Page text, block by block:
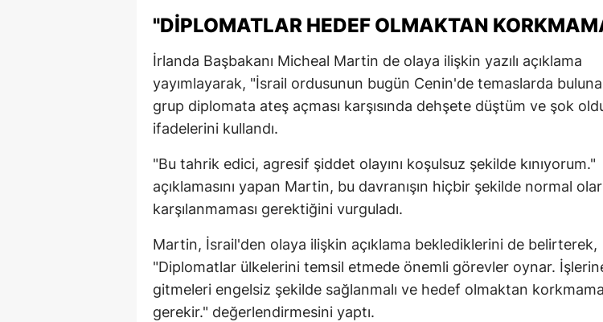
"DIPLOMATLAR HEDEF OLMAKTAN
İrlanda Başbakanı Micheal Martin de olaya ilişkin yazılı açıklama
yayımlayarak, "İsrail ordusunun bugün Cenin'de temaslarda
grup diplomata ateş açması karşısında dehşete düştüm ve şok
ifadelerini kullandı.
"Bu tahrik edici, agresif şiddet olayını koşulsuz şekilde kınıyorum."
açıklamasını yapan Martin, bu davranışın hiçbir şekilde normal
karşılanmaması gerektiğini vurguladı.
Martin, İsrail'den olaya ilişkin açıklama beklediklerini de belirterek,
"Diplomatlar ülkelerini temsil etmede önemli görevler oynar.
gitmeleri engelsiz şekilde sağlanmalı ve hedef olmaktan
gerekir." değerlendirmesini yaptı.